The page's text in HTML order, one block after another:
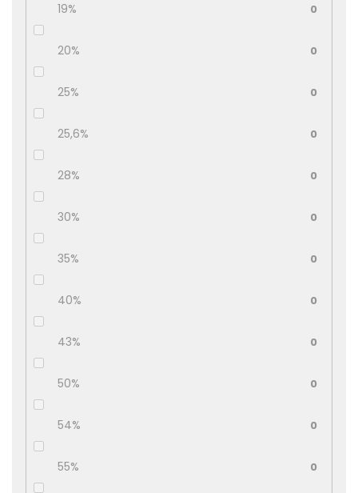
19% 0
20% 0
25% 0
25,6% 0
28% 0
30% 0
35% 0
40% 0
43% 0
50% 0
54% 0
55% 0